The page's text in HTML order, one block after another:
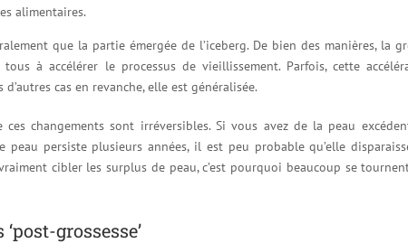
alimentaires.
que la partie émergée de l’iceberg. De bien des manières, la
tous à accélérer le processus de vieillissement. Parfois, cette
cas en revanche, elle est généralisée.
ces changements sont irréversibles. Si vous avez de la peau
persiste plusieurs années, il est peu probable qu’elle
cibler les surplus de peau, c’est pourquoi beaucoup se
grossesse’